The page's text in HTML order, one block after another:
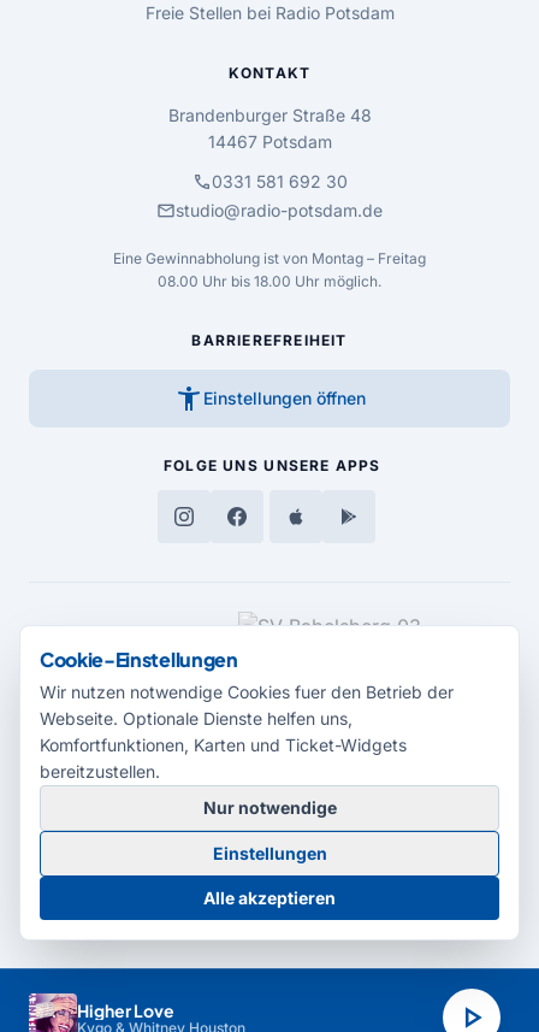
Higher Love
Kygo & Whitney Houston play_arrow
Freie Stellen bei Radio Potsdam
KONTAKT
Brandenburger Straße 48
14467 Potsdam
call0331 581 692 30
mailstudio@radio-potsdam.de
Eine Gewinnabholung ist von Montag – Freitag
08.00 Uhr bis 18.00 Uhr möglich.
BARRIEREFREIHEIT
accessibility_new Einstellungen öffnen
FOLGE UNS UNSERE APPS
MEDIENPARTNER
© 2026 Radio Potsdam. Webseite entwickelt durch dieMedienagentur
Babelsberg
BarrierefreiheitserklärungAGBDatenschutzImpressum
Cookie-Einstellungen
Cookie-Einstellungen
Wir nutzen notwendige Cookies fuer den Betrieb der
Webseite. Optionale Dienste helfen uns,
Komfortfunktionen, Karten und Ticket-Widgets
bereitzustellen.
Nur notwendige
Einstellungen
Alle akzeptieren